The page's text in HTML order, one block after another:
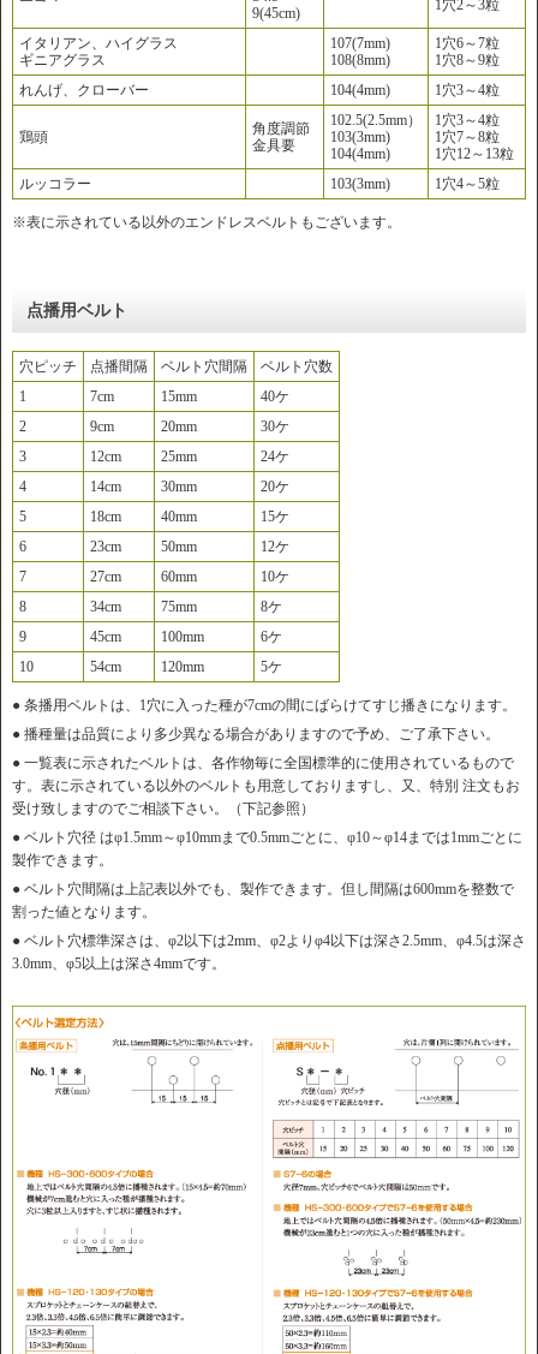
9(45cm)
1穴2～3粒
イタリアン、ハイグラス
ギニアグラス
107(7mm)
108(8mm)
1穴6～7粒
1穴8～9粒
れんげ、クローバー
104(4mm) 1穴3～4粒
鶏頭
角度調節
金具要
102.5(2.5mm）
103(3mm)
104(4mm)
1穴3～4粒
1穴7～8粒
1穴12～13粒
ルッコラー
103(3mm) 1穴4～5粒
※表に示されている以外のエンドレスベルトもございます。
点播用ベルト
穴ピッチ 点播間隔 ベルト穴間隔
ベルト穴数
1
7cm 15mm
40ケ
2
9cm 20mm
30ケ
3
12cm 25mm
24ケ
4
14cm 30mm
20ケ
5
18cm 40mm
15ケ
6
23cm 50mm
12ケ
7
27cm 60mm
10ケ
8
34cm 75mm
8ケ
9
45cm 100mm
6ケ
10
54cm 120mm 5ケ
● 条播用ベルトは、1穴に入った種が7cmの間にばらけてすじ播きになります。
● 播種量は品質により多少異なる場合がありますので予め、ご了承下さい。
● 一覧表に示されたベルトは、各作物毎に全国標準的に使用されているもので
す。表に示されている以外のベルトも用意しておりますし、又、特別 注文もお
受け致しますのでご相談下さい。（下記参照）
● ベルト穴径 はφ1.5mm～φ10mmまで0.5mmごとに、φ10～φ14までは1mmごとに
製作できます。
● ベルト穴間隔は上記表以外でも、製作できます。但し間隔は600mmを整数で
割った値となります。
● ベルト穴標準深さは、φ2以下は2mm、φ2よりφ4以下は深さ2.5mm、φ4.5は深さ
3.0mm、φ5以上は深さ4mmです。